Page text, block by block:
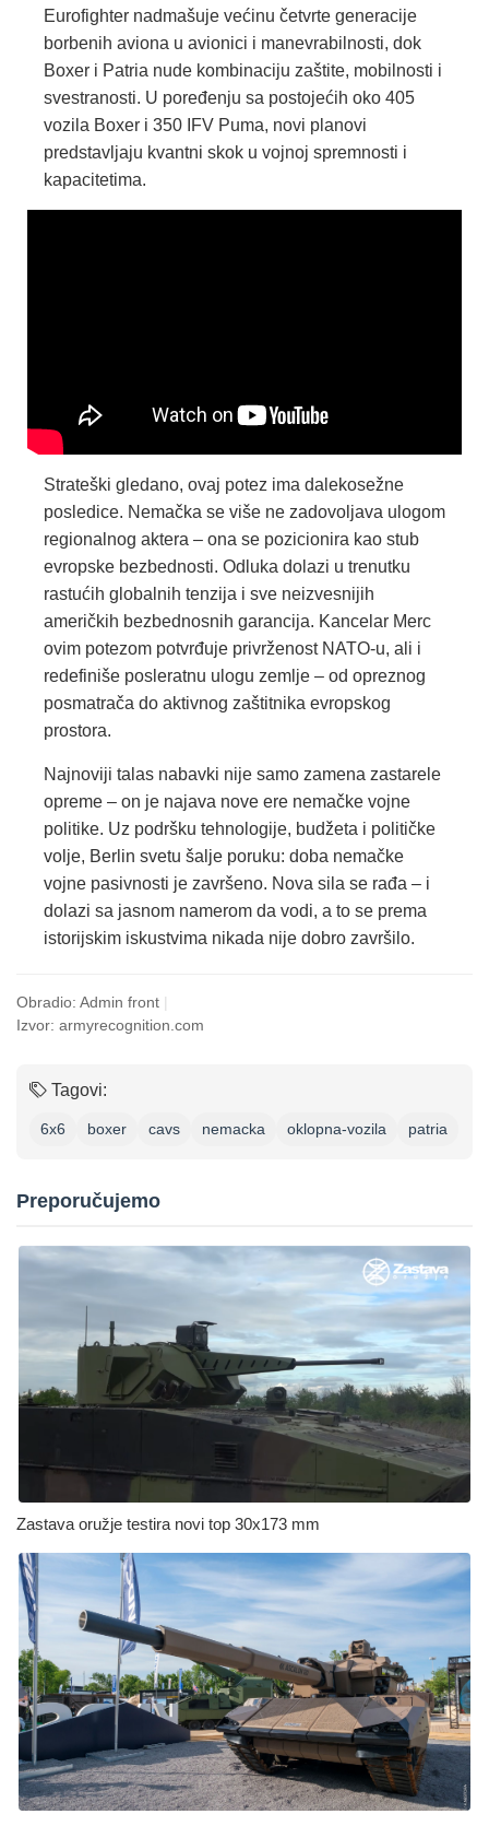
Eurofighter nadmašuje većinu četvrte generacije
borbenih aviona u avionici i manevrabilnosti, dok
Boxer i Patria nude kombinaciju zaštite, mobilnosti i
svestranosti. U poređenju sa postojećih oko 405
vozila Boxer i 350 IFV Puma, novi planovi
predstavljaju kvantni skok u vojnoj spremnosti i
kapacitetima.
Strateški gledano, ovaj potez ima dalekosežne
posledice. Nemačka se više ne zadovoljava ulogom
regionalnog aktera – ona se pozicionira kao stub
evropske bezbednosti. Odluka dolazi u trenutku
rastućih globalnih tenzija i sve neizvesnijih
američkih bezbednosnih garancija. Kancelar Merc
ovim potezom potvrđuje privrženost NATO-u, ali i
redefiniše posleratnu ulogu zemlje – od opreznog
posmatrača do aktivnog zaštitnika evropskog
prostora.
Najnoviji talas nabavki nije samo zamena zastarele
opreme – on je najava nove ere nemačke vojne
politike. Uz podršku tehnologije, budžeta i političke
volje, Berlin svetu šalje poruku: doba nemačke
vojne pasivnosti je završeno. Nova sila se rađa – i
dolazi sa jasnom namerom da vodi, a to se prema
istorijskim iskustvima nikada nije dobro završilo.
Obradio: Admin front |
Izvor: armyrecognition.com
Tagovi:
6x6 boxer cavs nemacka oklopna-vozila patria
Preporučujemo
Zastava oružje testira novi top 30x173 mm